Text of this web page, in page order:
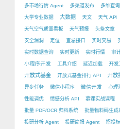
多市场行情 Agent 多渠道发布 多维查询
大学专业数据 大数据 天文 天气 API
天气空气质量看板 天气预报 头条文章
安全漏洞 定位 宜忌接口 实时交易
实时数据查询 实时更新 实时行情 审
小程序开发 工具介绍 延迟加载 开发
开放式基金 开放式基金排行 API 开放
异步任务 微信小程序 微信开发 心理
性能调优 情感分析 API 慕课实战课程
批量 PDF/OCR 归档系统 批量物料码生成
投研分析 Agent 投研简报 Agent 招投